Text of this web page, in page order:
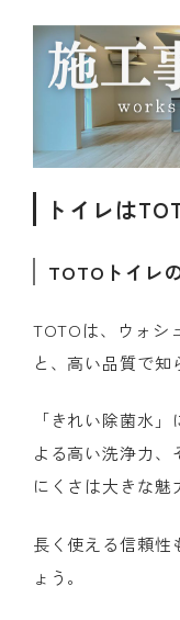
トイレは
TOTOトイレ
TOTOは、ウォシ
と、高い品質で知
「きれい除菌水
よる高い洗浄力
にくさは大きな魅
長く使える信頼
ょう。